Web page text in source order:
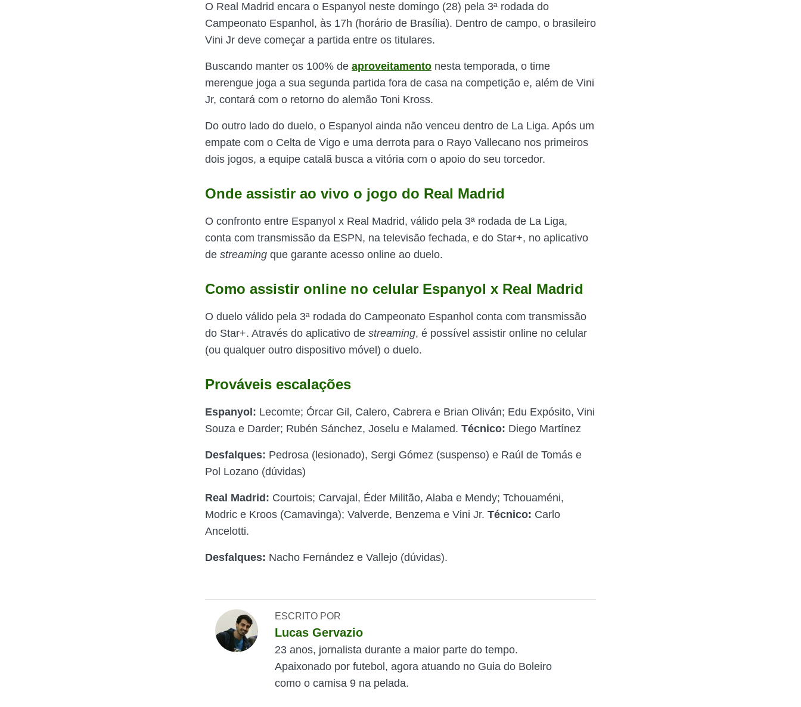
O Real Madrid encara o Espanyol neste domingo (28) pela 3ª rodada do
Campeonato Espanhol, às 17h (horário de Brasília). Dentro de campo, o brasileiro
Vini Jr deve começar a partida entre os titulares.
Buscando manter os 100% de aproveitamento nesta temporada, o time
merengue joga a sua segunda partida fora de casa na competição e, além de Vini
Jr, contará com o retorno do alemão Toni Kross.
Do outro lado do duelo, o Espanyol ainda não venceu dentro de La Liga. Após um
empate com o Celta de Vigo e uma derrota para o Rayo Vallecano nos primeiros
dois jogos, a equipe catalã busca a vitória com o apoio do seu torcedor.
Onde assistir ao vivo o jogo do Real Madrid
O confronto entre Espanyol x Real Madrid, válido pela 3ª rodada de La Liga,
conta com transmissão da ESPN, na televisão fechada, e do Star+, no aplicativo
de streaming que garante acesso online ao duelo.
Como assistir online no celular Espanyol x Real Madrid
O duelo válido pela 3ª rodada do Campeonato Espanhol conta com transmissão
do Star+. Através do aplicativo de streaming, é possível assistir online no celular
(ou qualquer outro dispositivo móvel) o duelo.
Prováveis escalações
Espanyol: Lecomte; Órcar Gil, Calero, Cabrera e Brian Oliván; Edu Expósito, Vini
Souza e Darder; Rubén Sánchez, Joselu e Malamed. Técnico: Diego Martínez
Desfalques: Pedrosa (lesionado), Sergi Gómez (suspenso) e Raúl de Tomás e
Pol Lozano (dúvidas)
Real Madrid: Courtois; Carvajal, Éder Militão, Alaba e Mendy; Tchouaméni,
Modric e Kroos (Camavinga); Valverde, Benzema e Vini Jr. Técnico: Carlo
Ancelotti.
Desfalques: Nacho Fernández e Vallejo (dúvidas).
ESCRITO POR
Lucas Gervazio
23 anos, jornalista durante a maior parte do tempo.
Apaixonado por futebol, agora atuando no Guia do Boleiro
como o camisa 9 na pelada.